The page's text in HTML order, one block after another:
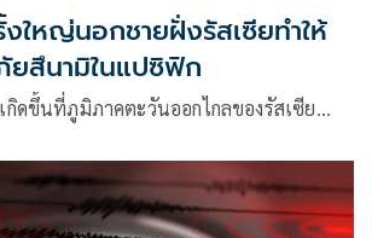
ใหญ่นอกชายฝั่งรัสเซียทำให้
ยสึนามิในแปซิฟิก
ดขึ้นที่ภูมิภาคตะวันออกไกลของรัสเซีย…